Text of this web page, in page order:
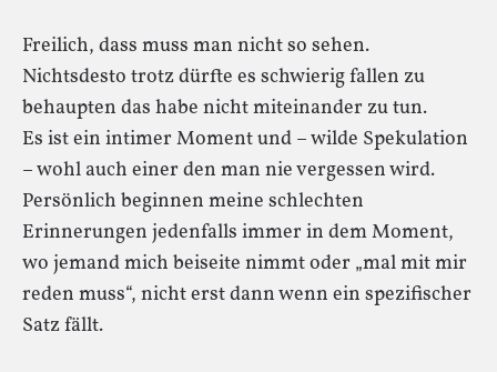
Freilich, dass muss man nicht so sehen.
Nichtsdesto trotz dürfte es schwierig fallen zu
behaupten das habe nicht miteinander zu tun.
Es ist ein intimer Moment und – wilde Spekulation
– wohl auch einer den man nie vergessen wird.
Persönlich beginnen meine schlechten
Erinnerungen jedenfalls immer in dem Moment,
wo jemand mich beiseite nimmt oder „mal mit mir
reden muss“, nicht erst dann wenn ein spezifischer
Satz fällt.